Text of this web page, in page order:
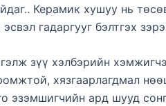
Керамик хушуу нь
гадаргууг бэлтгэх
зүү хэлбэрийн
хязгаарлагдмал
эзэмшигчийн ард шууд